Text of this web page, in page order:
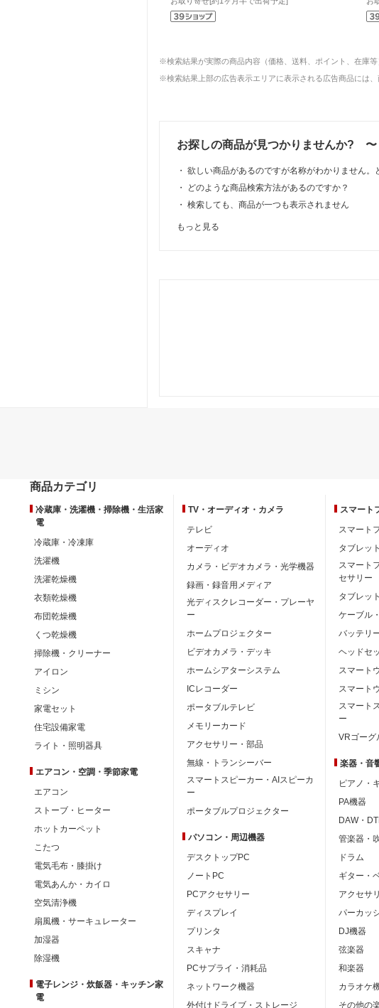
返品不可】
ン
※検索結果が実際の商品内容（価格、送料、ポイント、在庫
※検索結果上部の広告表示エリアに表示される広告商品には、
お探しの商品が見つかりませんか? 〜
・ 欲しい商品があるのですが名称がわかりません。
・
どのような商品検索方法があるのですか？
・ 検索しても、商品が一つも表示されません
もっと見る
商品カテゴリ
冷蔵庫・洗濯機・掃除機・生活家
電
冷蔵庫・冷凍庫
洗濯機
洗濯乾燥機
衣類乾燥機
布団乾燥機
くつ乾燥機
掃除機・クリーナー
アイロン
ミシン
家電セット
住宅設備家電
ライト・照明器具
エアコン・空調・季節家電
エアコン
ストーブ・ヒーター
ホットカーペット
こたつ
電気毛布・膝掛け
電気あんか・カイロ
空気清浄機
扇風機・サーキュレーター
加湿器
除湿機
電子レンジ・炊飯器・キッチン家
電
TV・オーディオ・カメラ
テレビ
オーディオ
カメラ・ビデオカメラ・光学機器
録画・録音用メディア
光ディスクレコーダー・プレーヤ
ー
ホームプロジェクター
ビデオカメラ・デッキ
ホームシアターシステム
ICレコーダー
ポータブルテレビ
メモリーカード
アクセサリー・部品
無線・トランシーバー
スマートスピーカー・AIスピーカ
ー
ポータブルプロジェクター
パソコン・周辺機器
デスクトップPC
ノートPC
PCアクセサリー
ディスプレイ
プリンタ
スキャナ
PCサプライ・消耗品
ネットワーク機器
外付けドライブ・ストレージ
スマート
スマート
タブレッ
スマート
セサリー
タブレッ
ケーブル
バッテリ
ヘッドセ
スマート
スマート
スマート
ー
VRゴーグ
楽器・音
ピアノ・
PA機器
DAW・
管楽器・
ドラム
ギター・
アクセサ
パーカッ
DJ機器
弦楽器
和楽器
カラオケ
その他の